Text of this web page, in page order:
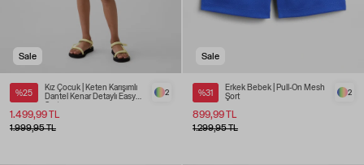
Sale
%25
Kız Çocuk | Keten Karışımlı
Dantel Kenar Detaylı Easy
Şort
1.499,99 TL
2
1.999,95 TL
Sale
%31
Erkek Bebek | Pull-On Mesh
Şort
899,99 TL
2
1.299,95 TL